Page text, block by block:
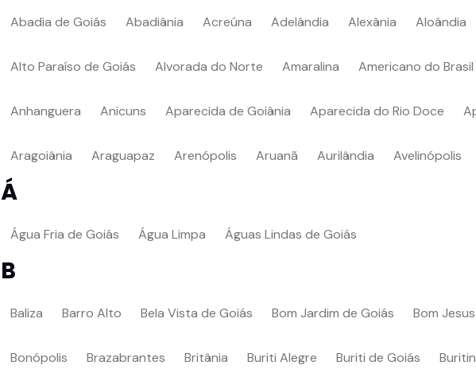
Abadia de Goiás Abadiânia Acreúna Adelândia Alexânia Aloândia
Alto Paraíso de Goiás Alvorada do Norte Amaralina Americano do Brasil
Anhanguera Anicuns Aparecida de Goiânia Aparecida do Rio Doce
Aragoiânia Araguapaz Arenópolis Aruanã Aurilândia Avelinópolis
Á
Água Fria de Goiás Água Limpa Águas Lindas de Goiás
B
Baliza Barro Alto Bela Vista de Goiás Bom Jardim de Goiás Bom
Bonópolis Brazabrantes Britânia Buriti Alegre Buriti de Goiás